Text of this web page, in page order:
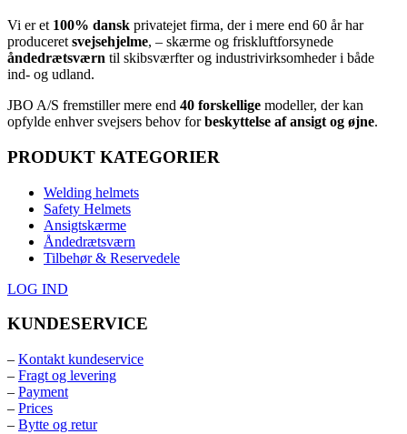
Vi er et 100% dansk privatejet firma, der i mere end 60 år har
produceret svejsehjelme, – skærme og friskluftforsynede
åndedrætsværn til skibsværfter og industrivirksomheder i både
ind- og udland.
JBO A/S ⁦ fremstiller mere end 40 forskellige modeller, der kan
opfylde enhver svejsers behov forbeskyttelse af ansigt og øjne.⁩
PRODUKT KATEGORIER
Welding helmets
Safety Helmets
Ansigtskærme
Åndedrætsværn
Tilbehør & Reservedele
LOG IND
KUNDESERVICE
– Kontakt kundeservice
– Fragt og levering
– Payment
– Prices
– Bytte og retur